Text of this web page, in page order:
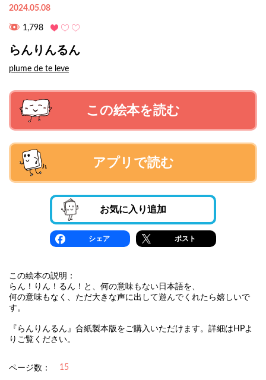
2024.05.08
1,798
らんりんるん
plume de te leve
この絵本を読む
アプリで読む
お気に入り追加
シェア ポスト
この絵本の説明：
らん！りん！るん！と、何の意味もない日本語を、
何の意味もなく、ただ大きな声に出して遊んでくれたら嬉しいで
す。
『らんりんるん』合紙製本版をご購入いただけます。詳細はHPよ
りご覧ください。
ページ数： 15